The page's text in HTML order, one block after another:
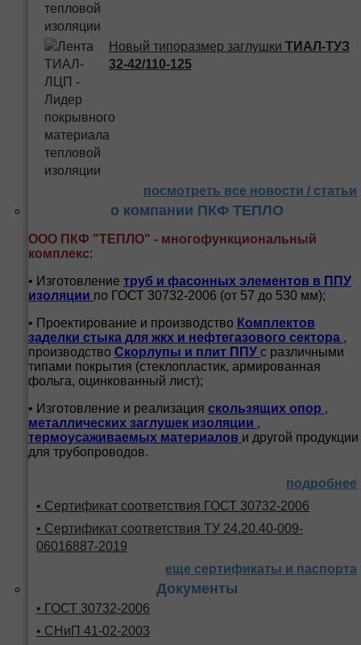
Новый типоразмер заглушки ТИАЛ-ТУЗ
32-42/110-125
посмотреть все новости / статьи
о компании ПКФ ТЕПЛО
ООО ПКФ "ТЕПЛО" - многофункциональный
комплекс:
• Изготовление труб и фасонных элементов в ППУ
изоляции по ГОСТ 30732-2006 (от 57 до 530 мм);
• Проектирование и производство Комплектов
заделки стыка для жкх и нефтегазового сектора ,
производство Скорлупы и плит ППУ с различными
типами покрытия (стеклопластик, армированная
фольга, оцинкованный лист);
• Изготовление и реализация скользящих опор ,
металлических заглушек изоляции ,
термоусаживаемых материалов и другой продукции
для трубопроводов.
подробнее
• Сертификат соответствия ГОСТ 30732-2006
• Сертификат соответствия ТУ 24.20.40-009-
06016887-2019
еще сертификаты и паспорта
Документы
• ГОСТ 30732-2006
• СНиП 41-02-2003